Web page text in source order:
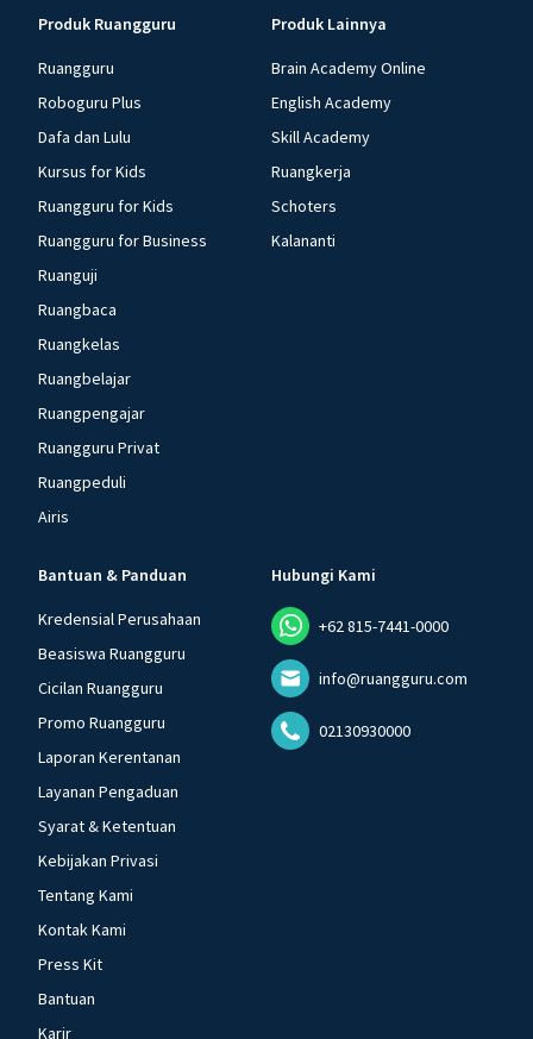
Produk Ruangguru
Ruangguru
Roboguru Plus
Dafa dan Lulu
Kursus for Kids
Ruangguru for Kids
Ruangguru for Business
Ruanguji
Ruangbaca
Ruangkelas
Ruangbelajar
Ruangpengajar
Ruangguru Privat
Ruangpeduli
Airis
Produk Lainnya
Brain Academy Online
English Academy
Skill Academy
Ruangkerja
Schoters
Kalananti
Bantuan & Panduan
Kredensial Perusahaan
Beasiswa Ruangguru
Cicilan Ruangguru
Promo Ruangguru
Laporan Kerentanan
Layanan Pengaduan
Syarat & Ketentuan
Kebijakan Privasi
Tentang Kami
Kontak Kami
Press Kit
Bantuan
Karir
Hubungi Kami
+62 815-7441-0000
info@ruangguru.com
02130930000